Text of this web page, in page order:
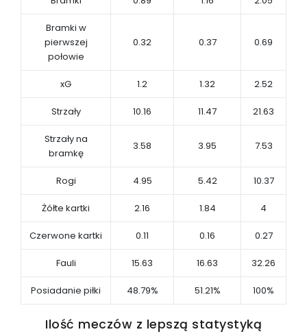
Bramki w
pierwszej
połowie
0.32 0.37 0.69
xG 1.2 1.32 2.52
Strzały 10.16 11.47 21.63
Strzały na
bramkę
3.58 3.95 7.53
Rogi 4.95 5.42 10.37
Żółte kartki 2.16 1.84 4
Czerwone kartki 0.11 0.16 0.27
Fauli 15.63 16.63 32.26
Posiadanie piłki 48.79% 51.21% 100%
Ilość meczów z lepszą statystyką